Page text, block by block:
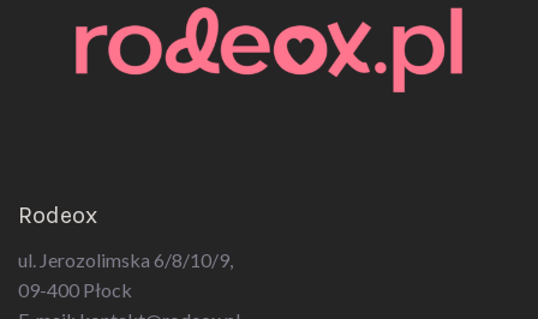
Rodeox
ul. Jerozolimska 6/8/10/9,
09-400 Płock
E-mail: kontakt@rodeox.pl